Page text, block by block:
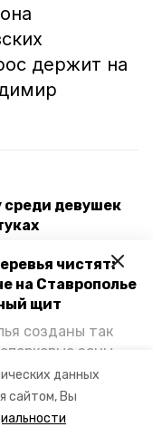
данных
сайтом, Вы
чистят:
на Ставрополье
щит
созданы так
зоны,
выхлопных
ли они с
и
держит на
среди девушек
встречу со
карьере
медали на